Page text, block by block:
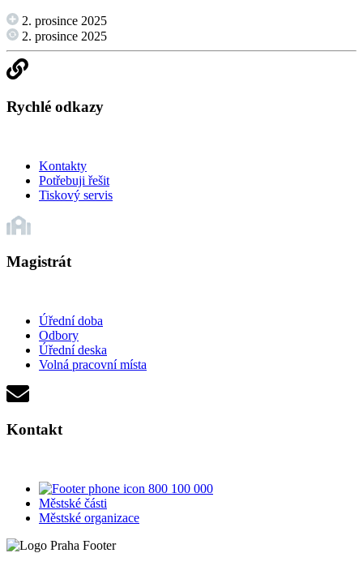
2. prosince 2025
2. prosince 2025
Rychlé odkazy
Kontakty
Potřebuji řešit
Tiskový servis
Magistrát
Úřední doba
Odbory
Úřední deska
Volná pracovní místa
Kontakt
800 100 000
Městské části
Městské organizace